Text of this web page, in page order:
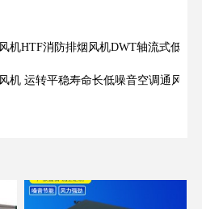
机HTF消防排烟风机DWT轴流式低噪
机 运转平稳寿命长低噪音空调通风排